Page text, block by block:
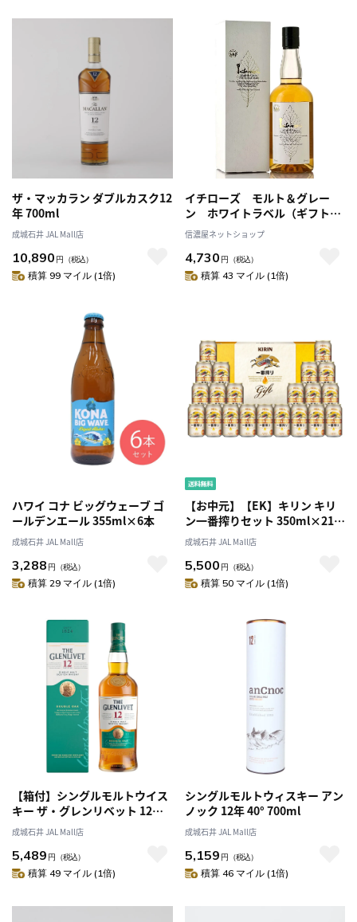
ザ・マッカラン ダブルカスク12
年 700ml
成城石井 JAL Mall店
10,890 円 （税込）
積算 99 マイル (1倍)
イチローズ モルト＆グレー
ン ホワイトラベル（ギフトボ
ックス付き）
信濃屋ネットショップ
4,730 円 （税込）
積算 43 マイル (1倍)
ハワイ コナ ビッグウェーブ ゴ
ールデンエール 355ml×6本
成城石井 JAL Mall店
3,288 円 （税込）
積算 29 マイル (1倍)
【お中元】【EK】キリン キリ
ン一番搾りセット 350ml×21缶
入 K-IS5
成城石井 JAL Mall店
5,500 円 （税込）
積算 50 マイル (1倍)
【箱付】シングルモルトウイス
キー ザ・グレンリベット 12年
700ml | ペルノ・リカール正規
輸入品〔0170〕
成城石井 JAL Mall店
5,489 円 （税込）
積算 49 マイル (1倍)
シングルモルトウィスキー アン
ノック 12年 40° 700ml
成城石井 JAL Mall店
5,159 円 （税込）
積算 46 マイル (1倍)